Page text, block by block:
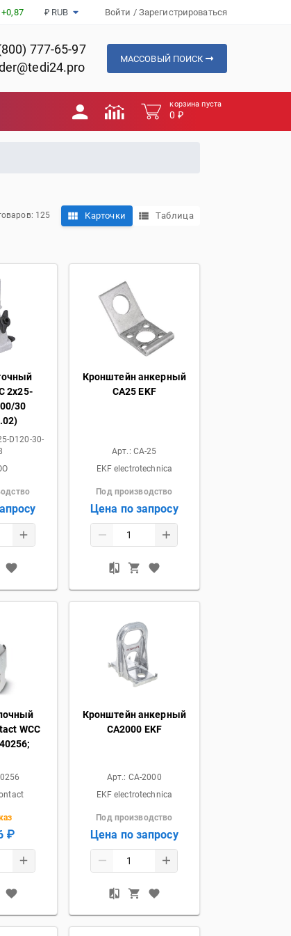
+0,87 ₽ RUB Войти / Зарегистрироваться
777-65-97
МАССОВЫЙ ПОИСК
корзина пуста
0 ₽
125 Карточки Таблица
2х25-
30
D120-30-
Кронштейн анкерный
CА25 EKF
Арт.: CA-25
EKF electrotechnica
Под производство
Цена по запросу
WCC
₽
Кронштейн анкерный
CА2000 EKF
Арт.: CA-2000
EKF electrotechnica
Под производство
Цена по запросу